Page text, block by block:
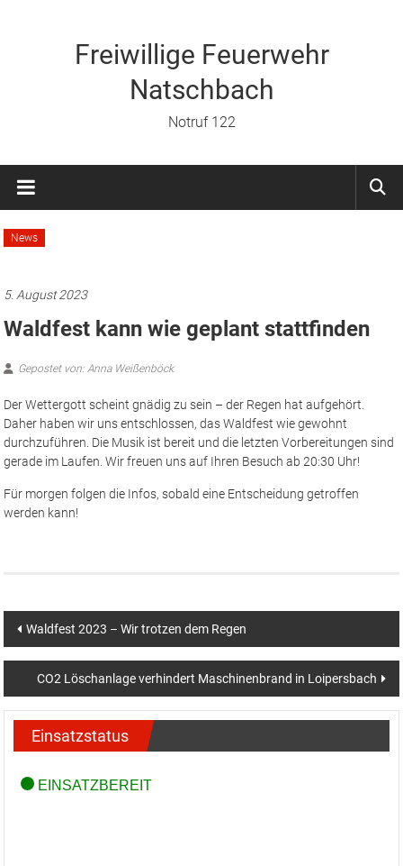
Freiwillige Feuerwehr
Natschbach
Notruf 122
News
5. August 2023
Waldfest kann wie geplant stattfinden
Gepostet von: Anna Weißenböck
Der Wettergott scheint gnädig zu sein – der Regen hat aufgehört.
Daher haben wir uns entschlossen, das Waldfest wie gewohnt
durchzuführen. Die Musik ist bereit und die letzten Vorbereitungen sind
gerade im Laufen. Wir freuen uns auf Ihren Besuch ab 20:30 Uhr!
Für morgen folgen die Infos, sobald eine Entscheidung getroffen
werden kann!
Beitragsnavigation
Waldfest 2023 – Wir trotzen dem Regen
CO2 Löschanlage verhindert Maschinenbrand in Loipersbach
Einsatzstatus